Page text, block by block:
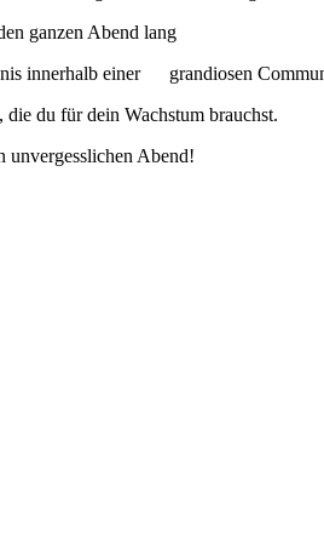
ganzen Abend lang
innerhalb einer
grandiosen
du für dein Wachstum brauchst.
unvergesslichen Abend!